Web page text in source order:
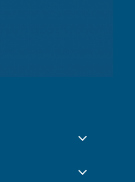
3
3